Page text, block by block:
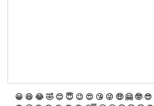
😀 😆 😂🤣 😊 😇 😉 😍 😘 😜 🤑 🤗 🤓 😎